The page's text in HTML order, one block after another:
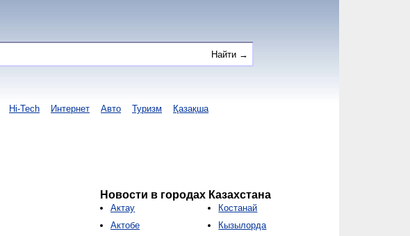
Hi-Tech Интернет Авто Туризм Қазақша
Новости в городах Казахстана
Актау
Актобе
Костанай
Кызылорда